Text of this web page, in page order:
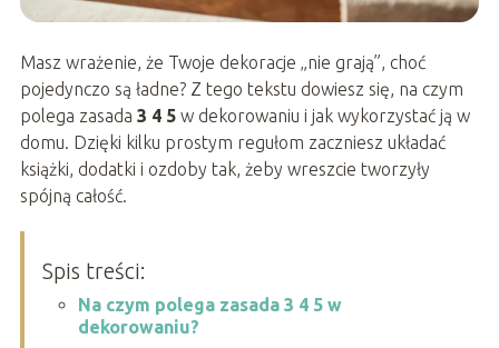
Masz wrażenie, że Twoje dekoracje „nie grają”, choć
pojedynczo są ładne? Z tego tekstu dowiesz się, na czym
polega zasada 3 4 5w dekorowaniu i jak wykorzystać ją w
domu. Dzięki kilku prostym regułom zaczniesz układać
książki, dodatki i ozdoby tak, żeby wreszcie tworzyły
spójną całość.
Spis treści:
Na czym polega zasada 3 4 5 w
dekorowaniu?